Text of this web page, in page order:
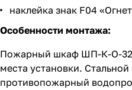
наклейка знак F04
Особенности монтажа:
Пожарный шкаф ШП-К-О-
места установки.
противопожарный